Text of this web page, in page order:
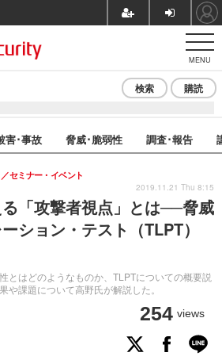
MENU
検索 購読
害･事故 脅威･脆弱性 調査･報告
「攻撃者視点」とは──脅威
ション・テスト（TLPT）
とはどのようなものか、TLPTについての概要説
や課題について高野氏が解説した。
セミナー・イベント
254 views
2019.11.21 Thu 8:15